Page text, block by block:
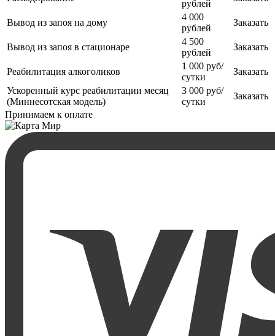
рублей
Вывод из запоя на дому
4 000
рублей
Заказать
Вывод из запоя в стационаре
4 500
рублей
Заказать
Реабилитация алкоголиков
1 000 руб/
сутки
Заказать
Ускоренный курс реабилитации месяц
(Миннесотская модель)
3 000 руб/
сутки
Заказать
Принимаем к оплате